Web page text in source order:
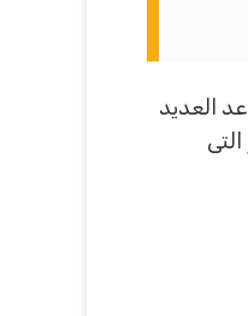
العديد